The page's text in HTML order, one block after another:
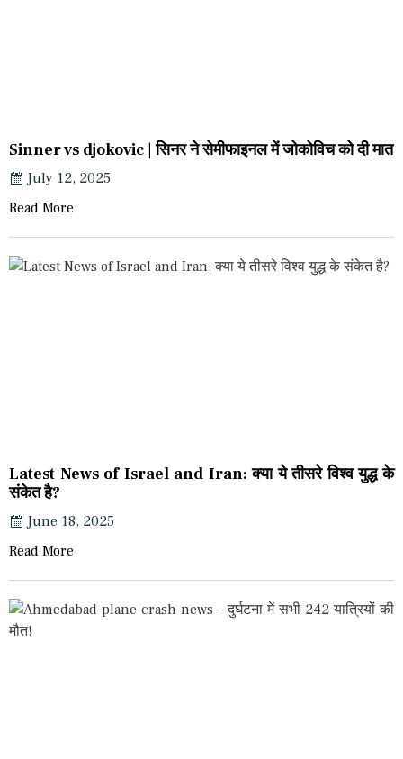
Sinner vs djokovic | सिनर ने सेमीफाइनल में जोकोविच को दी मात
July 12, 2025
Read More
Latest News of Israel and Iran: क्या ये तीसरे विश्व युद्ध के
संकेत है?
June 18, 2025
Read More